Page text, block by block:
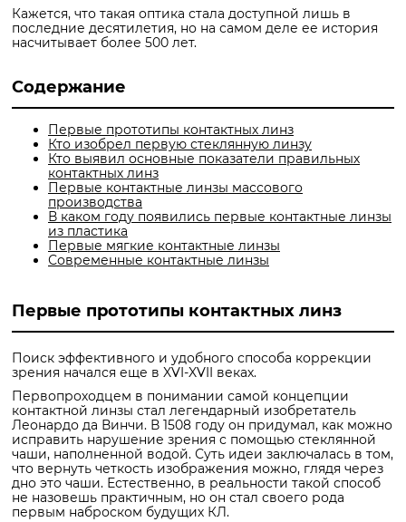
Кажется, что такая оптика стала доступной лишь в
последние десятилетия, но на самом деле ее история
насчитывает более 500 лет.
Содержание
Первые прототипы контактных линз
Кто изобрел первую стеклянную линзу
Кто выявил основные показатели правильных
контактных линз
Первые контактные линзы массового
производства
В каком году появились первые контактные линзы
из пластика
Первые мягкие контактные линзы
Современные контактные линзы
Первые прототипы контактных линз
Поиск эффективного и удобного способа коррекции
зрения начался еще в XVI-XVII веках.
Первопроходцем в понимании самой концепции
контактной линзы стал легендарный изобретатель
Леонардо да Винчи. В 1508 году он придумал, как можно
исправить нарушение зрения с помощью стеклянной
чаши, наполненной водой. Суть идеи заключалась в том,
что вернуть четкость изображения можно, глядя через
дно это чаши. Естественно, в реальности такой способ
не назовешь практичным, но он стал своего рода
первым наброском будущих КЛ.